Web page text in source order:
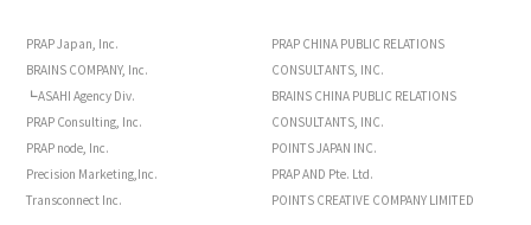
PRAP Japan, Inc.
BRAINS COMPANY, Inc.
┗ASAHI Agency Div.
PRAP Consulting, Inc.
PRAP node, Inc.
Precision Marketing,Inc.
Transconnect Inc.
PRAP CHINA PUBLIC RELATIONS
CONSULTANTS, INC.
BRAINS CHINA PUBLIC RELATIONS
CONSULTANTS, INC.
POINTS JAPAN INC.
PRAP AND Pte. Ltd.
POINTS CREATIVE COMPANY LIMITED